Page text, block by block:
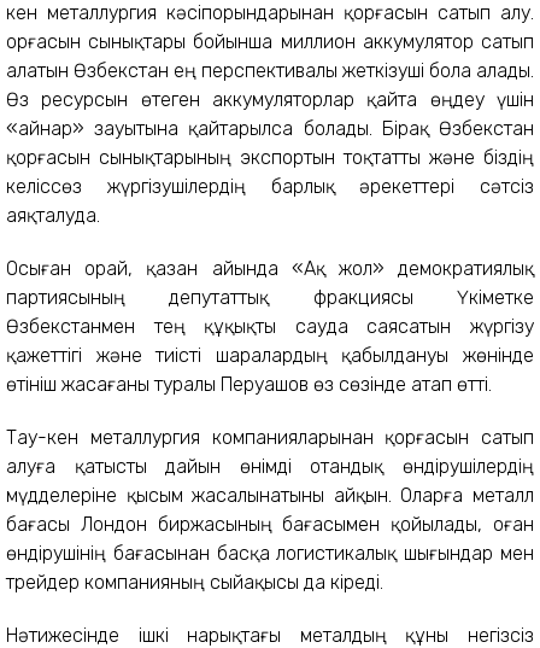
кен металлургия кәсіпорындарынан қорғасын сатып алу.
Қорғасын сынықтары бойынша миллион аккумулятор сатып
алатын Өзбекстан ең перспективалы жеткізуші бола алады.
Өз ресурсын өтеген аккумуляторлар қайта өңдеу үшін
«Қайнар» зауытына қайтарылса болады. Бірақ Өзбекстан
қорғасын сынықтарының экспортын тоқтатты және біздің
келіссөз жүргізушілердің барлық әрекеттері сәтсіз
аяқталуда.
Осыған орай, қазан айында «Ақ жол» демократиялық
партиясының депутаттық фракциясы Үкіметке
Өзбекстанмен тең құқықты сауда саясатын жүргізу
қажеттігі және тиісті шаралардың қабылдануы жөнінде
өтініш жасағаны туралы Перуашов өз сөзінде атап өтті.
Тау-кен металлургия компанияларынан қорғасын сатып
алуға қатысты дайын өнімді отандық өндірушілердің
мүдделеріне қысым жасалынатыны айқын. Оларға металл
бағасы Лондон биржасының бағасымен қойылады, оған
өндірушінің бағасынан басқа логистикалық шығындар мен
трейдер компанияның сыйақысы да кіреді.
Нәтижесінде ішкі нарықтағы металдың құны негізсіз